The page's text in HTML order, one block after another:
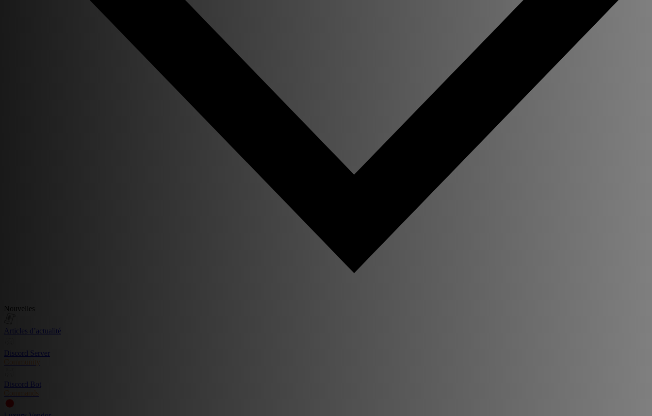
Nouvelles
Articles d’actualité
Discord Server
Community
Discord Bot